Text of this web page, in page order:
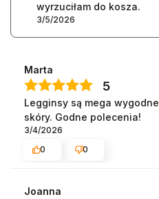
wyrzuciłam do kosza.
3/5/2026
Marta
5
Legginsy są mega
skóry. Godne polecenia!
3/4/2026
0
0
Joanna